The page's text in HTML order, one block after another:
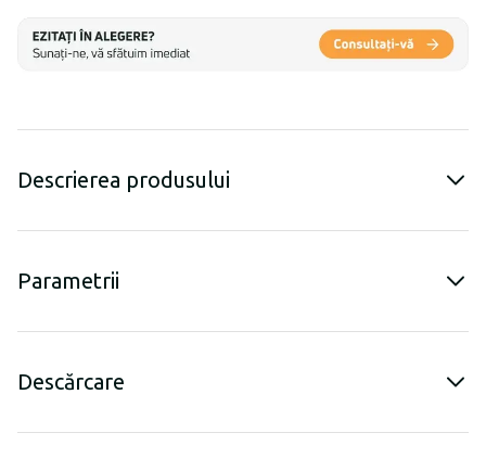
Descrierea produsului
Parametrii
Descărcare